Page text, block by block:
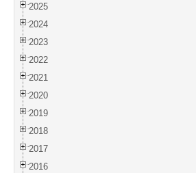
2025
2024
2023
2022
2021
2020
2019
2018
2017
2016